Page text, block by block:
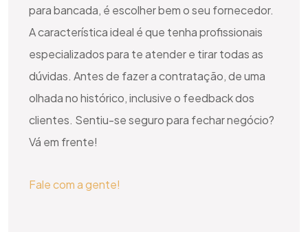
para bancada, é escolher bem o seu fornecedor.
A característica ideal é que tenha profissionais
especializados para te atender e tirar todas as
dúvidas. Antes de fazer a contratação, de uma
olhada no histórico, inclusive o feedback dos
clientes. Sentiu-se seguro para fechar negócio?
Vá em frente!
Fale com a gente!